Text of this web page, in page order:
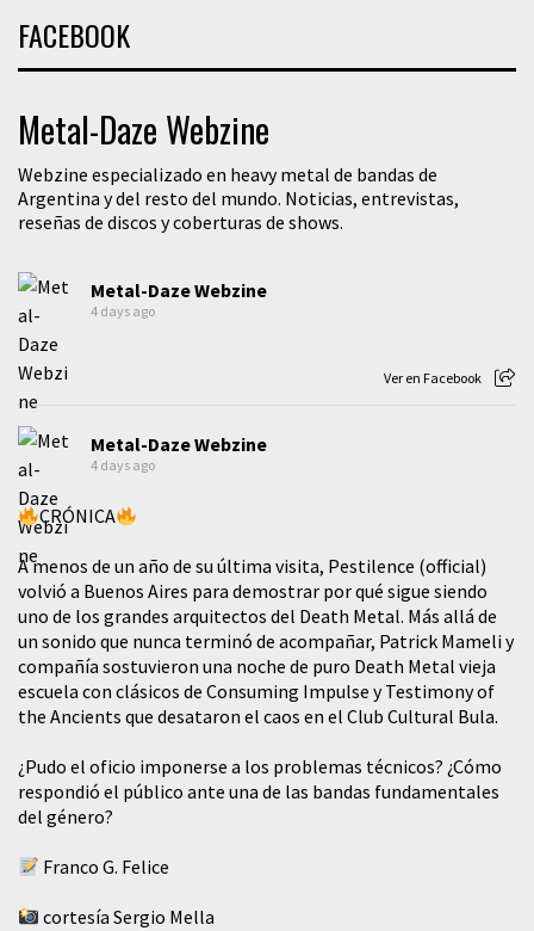
FACEBOOK
Metal-Daze Webzine
Webzine especializado en heavy metal de bandas de
Argentina y del resto del mundo. Noticias, entrevistas,
reseñas de discos y coberturas de shows.
Metal-Daze Webzine
4 days ago
Ver en Facebook
Metal-Daze Webzine
4 days ago
CRÓNICA
A menos de un año de su última visita, Pestilence (official)
volvió a Buenos Aires para demostrar por qué sigue siendo
uno de los grandes arquitectos del Death Metal. Más allá de
un sonido que nunca terminó de acompañar, Patrick Mameli y
compañía sostuvieron una noche de puro Death Metal vieja
escuela con clásicos de Consuming Impulse y Testimony of
the Ancients que desataron el caos en el Club Cultural Bula.
¿Pudo el oficio imponerse a los problemas técnicos? ¿Cómo
respondió el público ante una de las bandas fundamentales
del género?
Franco G. Felice
cortesía Sergio Mella